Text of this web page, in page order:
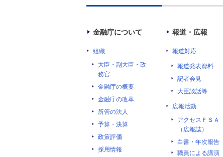
金融庁について
組織
大臣・副大臣・政
務官
金融庁の概要
金融庁の改革
所管の法人
予算・決算
政策評価
採用情報
報道・広報
報道対応
報道発表資料
記者会見
大臣談話等
広報活動
アクセスＦＳＡ
（広報誌）
白書・年次報告
職員による講演